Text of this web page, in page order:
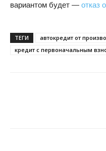
вариантом будет — отказ
ТЕГИ автокредит от
кредит с первоначальным